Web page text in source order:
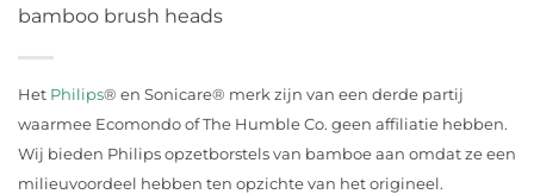
bamboo brush heads
Het Philips® en Sonicare® merk zijn van een derde partij
waarmee Ecomondo of The Humble Co. geen affiliatie hebben.
Wij bieden Philips opzetborstels van bamboe aan omdat ze een
milieuvoordeel hebben ten opzichte van het origineel.